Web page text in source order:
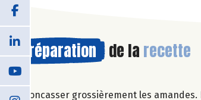
Préparation de la recette
Concasser grossièrement les